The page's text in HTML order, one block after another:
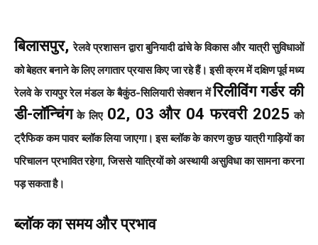
बिलासपुर,रेलवे प्रशासन द्वारा बुनियादी ढांचे के विकास और यात्री सुविधाओं
को बेहतर बनाने के लिए लगातार प्रयास किए जा रहे हैं। इसी क्रम में दक्षिण पूर्व मध्य
रेलवे के रायपुर रेल मंडल के बैकुंठ-सिलियारी सेक्शन मेंरिलीविंग गर्डर की
डी-लॉन्चिंगके लिए 02, 03 और 04 फरवरी 2025 को
ट्रैफिक कम पावर ब्लॉक लिया जाएगा। इस ब्लॉक के कारण कुछ यात्री गाड़ियों का
परिचालन प्रभावित रहेगा, जिससे यात्रियों को अस्थायी असुविधा का सामना करना
पड़ सकता है।
ब्लॉक का समय और प्रभाव